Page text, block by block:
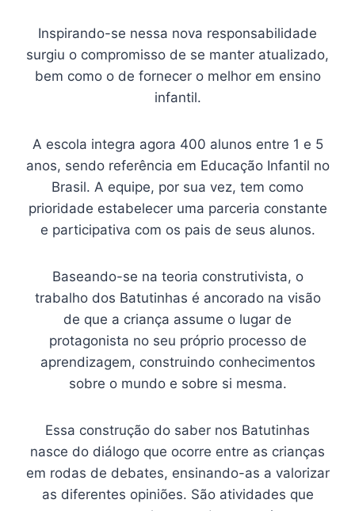
Inspirando-se nessa nova responsabilidade
surgiu o compromisso de se manter atualizado,
bem como o de fornecer o melhor em ensino
infantil.
A escola integra agora 400 alunos entre 1 e 5
anos, sendo referência em Educação Infantil no
Brasil. A equipe, por sua vez, tem como
prioridade estabelecer uma parceria constante
e participativa com os pais de seus alunos.
Baseando-se na teoria construtivista, o
trabalho dos Batutinhas é ancorado na visão
de que a criança assume o lugar de
protagonista no seu próprio processo de
aprendizagem, construindo conhecimentos
sobre o mundo e sobre si mesma.
Essa construção do saber nos Batutinhas
nasce do diálogo que ocorre entre as crianças
em rodas de debates, ensinando-as a valorizar
as diferentes opiniões. São atividades que